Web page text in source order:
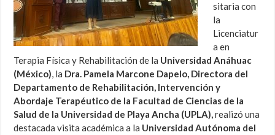
sitaria con
la
Licenciatur
a en
Terapia Física y Rehabilitación de la Universidad Anáhuac
(México), la Dra. Pamela Marcone Dapelo, Directora del
Departamento de Rehabilitación, Intervención y
Abordaje Terapéutico de la Facultad de Ciencias de la
Salud de la Universidad de Playa Ancha (UPLA),realizó una
destacada visita académica a la Universidad Autónoma del